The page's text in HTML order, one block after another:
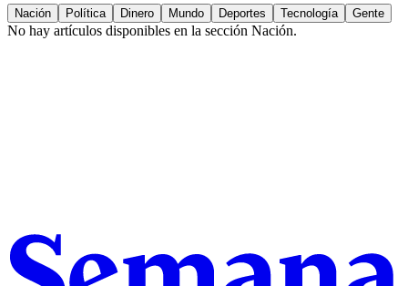
Nación Política Dinero Mundo Deportes Tecnología Gente
No hay artículos disponibles en la sección Nación.